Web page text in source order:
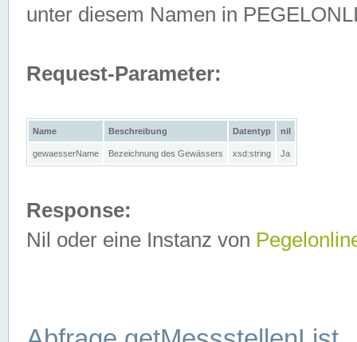
unter diesem Namen in
Request-Parameter:
Name Beschreibung Datentyp nil
gewaesserName Bezeichnung des Gewässers xsd:string Ja
Response:
Nil oder eine Instanz von